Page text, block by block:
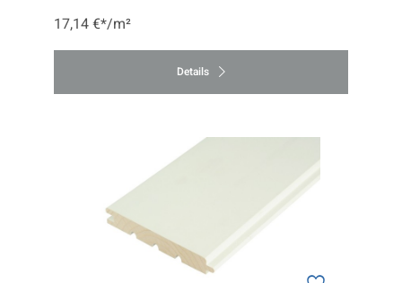
17,14 €*/m²
Details